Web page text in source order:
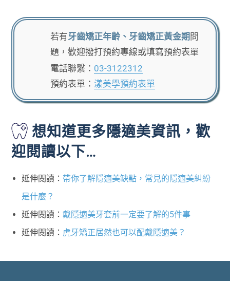
若有牙齒矯正年齡、牙齒矯正黃金期 問
題，歡迎撥打預約專線或填寫預約表單
電話聯繫： 03-3122312
預約表單： 漾美學預約表單
想知道更多隱適美資訊，歡
迎閱讀以下…
延伸閱讀： 帶你了解隱適美缺點，常見的隱適美糾紛
是什麼？
延伸閱讀：戴隱適美牙套前一定要了解的5件事
延伸閱讀： 虎牙矯正居然也可以配戴隱適美？